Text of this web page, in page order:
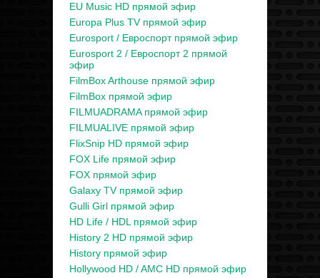
EU Music HD прямой эфир
Europa Plus TV прямой эфир
Eurosport / Евроспорт прямой эфир
Eurosport 2 / Евроспорт 2 прямой
эфир
FilmBox Arthouse прямой эфир
FilmBox прямой эфир
FILMUADRAMA прямой эфир
FILMUALIVE прямой эфир
FlixSnip HD прямой эфир
FOX Life прямой эфир
FOX прямой эфир
Galaxy TV прямой эфир
Gulli Girl прямой эфир
HD Life / HDL прямой эфир
History 2 HD прямой эфир
History прямой эфир
Hollywood HD / AMC HD прямой эфир